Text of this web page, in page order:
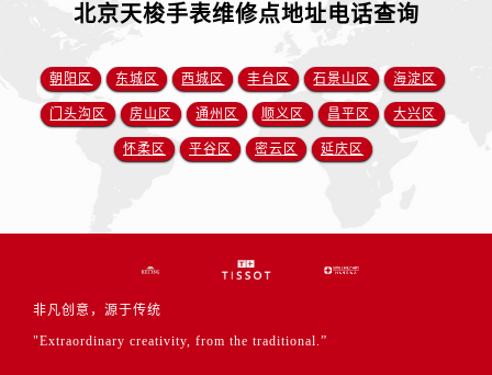
北京天梭手表维修点地址电话查询
朝阳区 东城区 西城区 丰台区 石景山区 海淀区
门头沟区 房山区 通州区 顺义区 昌平区 大兴区
怀柔区 平谷区 密云区 延庆区
非凡创意，源于传统
"Extraordinary creativity, from the traditional.”